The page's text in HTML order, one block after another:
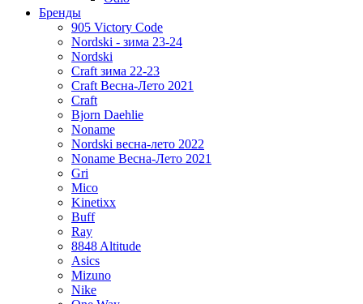
Бренды
905 Victory Code
Nordski - зима 23-24
Nordski
Craft зима 22-23
Craft Весна-Лето 2021
Craft
Bjorn Daehlie
Noname
Nordski весна-лето 2022
Noname Весна-Лето 2021
Gri
Mico
Kinetixx
Buff
Ray
8848 Altitude
Asics
Mizuno
Nike